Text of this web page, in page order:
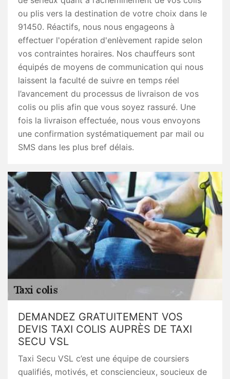
ou plis vers la destination de votre choix dans le
91450. Réactifs, nous nous engageons à
effectuer l'opération d'enlèvement rapide selon
vos contraintes horaires. Nos chauffeurs sont
équipés de moyens de communication qui nous
laissent la faculté de suivre en temps réel
l’avancement du processus de livraison de vos
colis ou plis afin que vous soyez rassuré. Une
fois la livraison effectuée, nous vous envoyons
une confirmation systématiquement par mail ou
SMS dans les plus bref délais.
DEMANDEZ GRATUITEMENT VOS
DEVIS TAXI COLIS AUPRÈS DE TAXI
SECU VSL
Taxi Secu VSL c’est une équipe de coursiers
qualifiés, motivés, et consciencieux, soucieux de